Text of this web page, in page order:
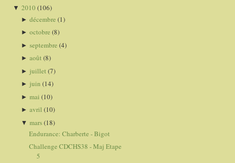
▼ 2010 (106)
► décembre (1)
► octobre (8)
► septembre (4)
► août (8)
► juillet (7)
► juin (14)
► mai (10)
► avril (10)
▼ mars(18)
Endurance: Charberte - Bigot
Challenge CDCHS38 - Maj Etape
5